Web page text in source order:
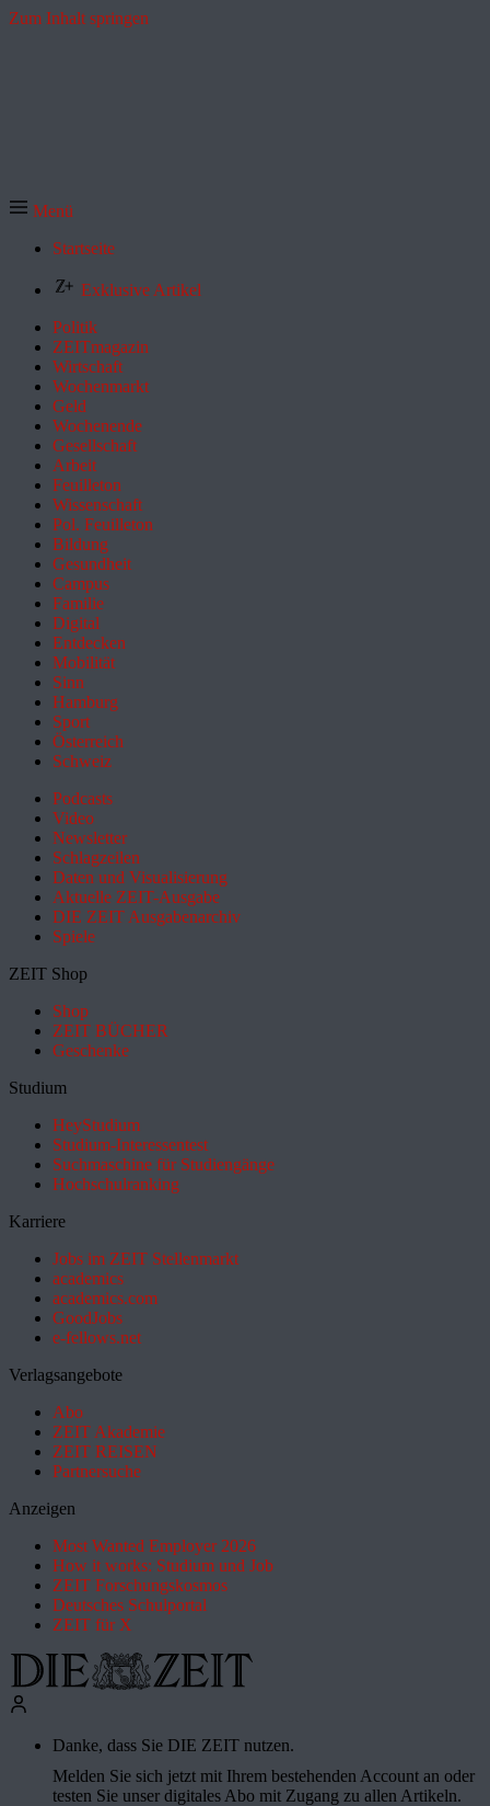
Zum Inhalt springen
Menü
Startseite
Exklusive Artikel
Politik
ZEITmagazin
Wirtschaft
Wochenmarkt
Geld
Wochenende
Gesellschaft
Arbeit
Feuilleton
Wissenschaft
Pol. Feuilleton
Bildung
Gesundheit
Campus
Familie
Digital
Entdecken
Mobilität
Sinn
Hamburg
Sport
Österreich
Schweiz
Podcasts
Video
Newsletter
Schlagzeilen
Daten und Visualisierung
Aktuelle ZEIT-Ausgabe
DIE ZEIT Ausgabenarchiv
Spiele
ZEIT Shop
Shop
ZEIT BÜCHER
Geschenke
Studium
HeyStudium
Studium-Interessentest
Suchmaschine für Studiengänge
Hochschulranking
Karriere
Jobs im ZEIT Stellenmarkt
academics
academics.com
GoodJobs
e-fellows.net
Verlagsangebote
Abo
ZEIT Akademie
ZEIT REISEN
Partnersuche
Anzeigen
Most Wanted Employer 2026
How it works: Studium und Job
ZEIT Forschungskosmos
Deutsches Schulportal
ZEIT für X
Danke, dass Sie DIE ZEIT nutzen.
Melden Sie sich jetzt mit Ihrem bestehenden Account an oder
testen Sie unser digitales Abo mit Zugang zu allen Artikeln.